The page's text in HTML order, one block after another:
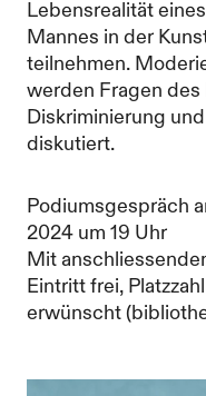
Lebensrealität
Mannes in der
teilnehmen.
werden Fragen des
Diskriminierung
diskutiert.
Podiumsgespräch
2024 um 19 Uhr
Mit
Eintritt frei,
erwünscht